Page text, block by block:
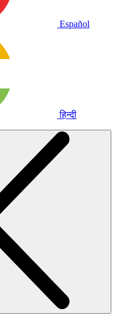
Español
हिन्दी